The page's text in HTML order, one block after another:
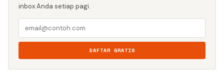
inbox Anda setiap pagi.
DAFTAR GRATIS